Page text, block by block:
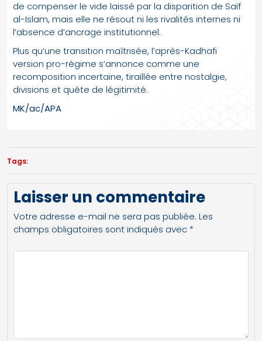
de compenser le vide laissé par la disparition de Saïf
al-Islam, mais elle ne résout ni les rivalités internes ni
l’absence d’ancrage institutionnel.
Plus qu’une transition maîtrisée, l’après-Kadhafi
version pro-régime s’annonce comme une
recomposition incertaine, tiraillée entre nostalgie,
divisions et quête de légitimité.
MK/ac/APA
Tags:
Laisser un commentaire
Votre adresse e-mail ne sera pas publiée. Les
champs obligatoires sont indiqués avec *